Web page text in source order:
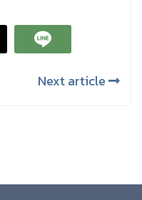
Next article